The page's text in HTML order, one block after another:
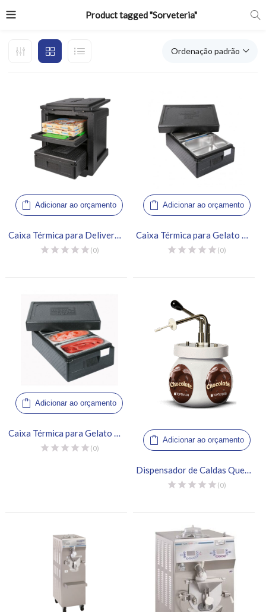
Product tagged "Sorveteria"
Ordenação padrão
Adicionar ao orçamento
Caixa Térmica para Delivery 85L – Thermo Future Box
(0)
Adicionar ao orçamento
Caixa Térmica para Gelato 2 Cubas – Thermo Future Box
(0)
Adicionar ao orçamento
Caixa Térmica para Gelato 3 Cubas – Thermo Future Box
(0)
Adicionar ao orçamento
(0)